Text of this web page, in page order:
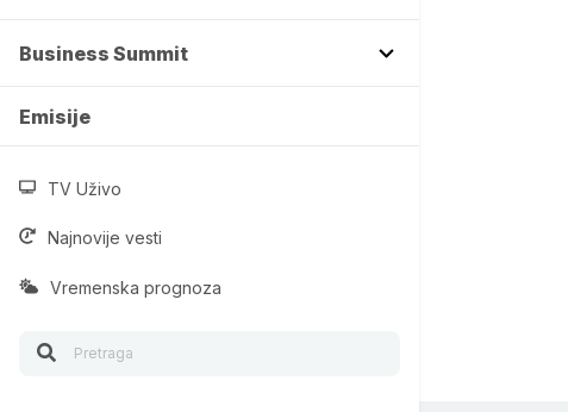
Business Summit
Emisije
TV Uživo
Najnovije vesti
Vremenska prognoza